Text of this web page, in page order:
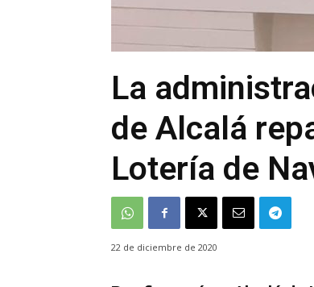
La
de Alcalá
Lotería de
22 de diciembre de 2020